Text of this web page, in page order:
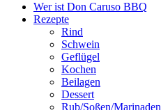
Wer ist Don Caruso BBQ
Rezepte
Rind
Schwein
Geflügel
Kochen
Beilagen
Dessert
Rub/Soßen/Marinaden